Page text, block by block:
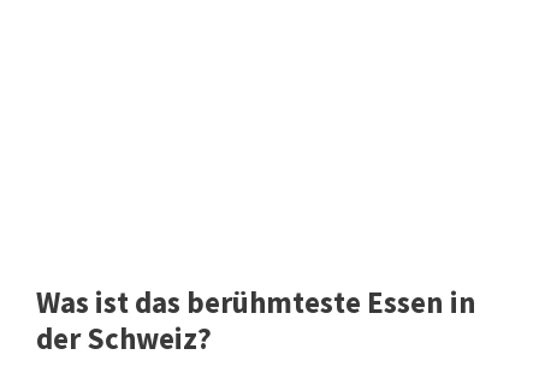
Was ist das berühmteste Essen in
der Schweiz?